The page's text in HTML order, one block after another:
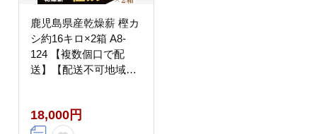
鹿児島県産乾燥薪 樫カ
シ約16キロ×2箱 A8-
124 【複数個口で配
送】【配送不可地域：
18,000円